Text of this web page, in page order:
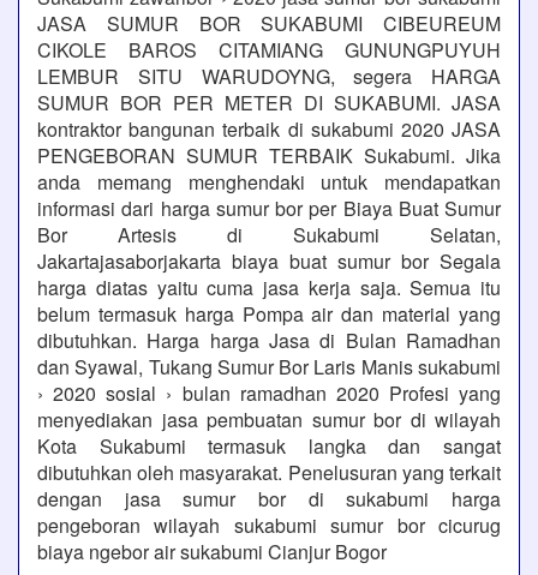
JASA SUMUR BOR SUKABUMI CIBEUREUM
CIKOLE BAROS CITAMIANG GUNUNGPUYUH
LEMBUR SITU WARUDOYNG, segera HARGA
SUMUR BOR PER METER DI SUKABUMI. JASA
kontraktor bangunan terbaik di sukabumi 2020 JASA
PENGEBORAN SUMUR TERBAIK Sukabumi. Jika
anda memang menghendaki untuk mendapatkan
informasi dari harga sumur bor per Biaya Buat Sumur
Bor Artesis di Sukabumi Selatan,
Jakartajasaborjakarta biaya buat sumur bor Segala
harga diatas yaitu cuma jasa kerja saja. Semua itu
belum termasuk harga Pompa air dan material yang
dibutuhkan. Harga harga Jasa di Bulan Ramadhan
dan Syawal, Tukang Sumur Bor Laris Manis sukabumi
› 2020 sosial › bulan ramadhan 2020 Profesi yang
menyediakan jasa pembuatan sumur bor di wilayah
Kota Sukabumi termasuk langka dan sangat
dibutuhkan oleh masyarakat. Penelusuran yang terkait
dengan jasa sumur bor di sukabumi harga
pengeboran wilayah sukabumi sumur bor cicurug
biaya ngebor air sukabumi Cianjur Bogor